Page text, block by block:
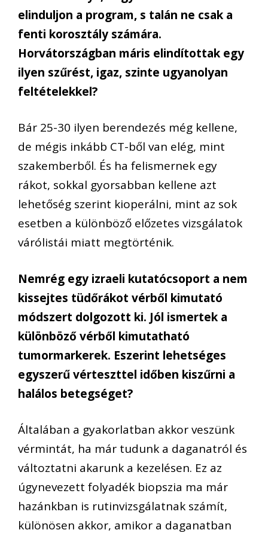
elinduljon a program, s talán ne csak a
fenti korosztály számára.
Horvátországban máris elindítottak egy
ilyen szűrést, igaz, szinte ugyanolyan
feltételekkel?
Bár 25-30 ilyen berendezés még kellene,
de mégis inkább CT-ből van elég, mint
szakemberből. És ha felismernek egy
rákot, sokkal gyorsabban kellene azt
lehetőség szerint kioperálni, mint az sok
esetben a különböző előzetes vizsgálatok
várólistái miatt megtörténik.
Nemrég egy izraeli kutatócsoport a nem
kissejtes tüdőrákot vérből kimutató
módszert dolgozott ki. Jól ismertek a
különböző vérből kimutatható
tumormarkerek. Eszerint lehetséges
egyszerű vérteszttel időben kiszűrni a
halálos betegséget?
Általában a gyakorlatban akkor veszünk
vérmintát, ha már tudunk a daganatról és
változtatni akarunk a kezelésen. Ez az
úgynevezett folyadék biopszia ma már
hazánkban is rutinvizsgálatnak számít,
különösen akkor, amikor a daganatban